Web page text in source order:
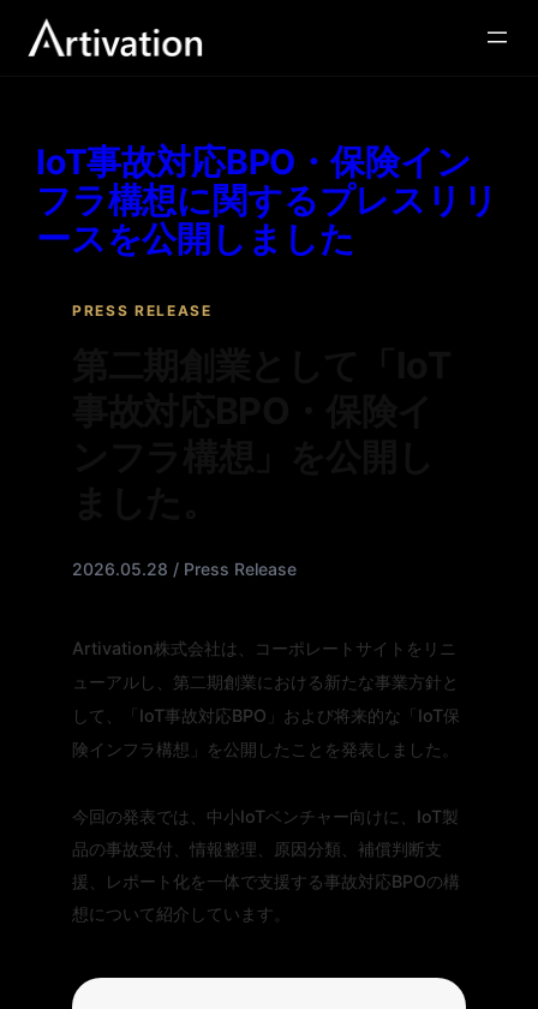
カテゴリー: Press Release
IoT事故対応BPO・保険イン
フラ構想に関するプレスリリ
ースを公開しました
PRESS RELEASE
2026.05.28 / Press Release
Artivation株式会社は、コーポレートサイトをリニ
ューアルし、第二期創業における新たな事業方針と
して、「IoT事故対応BPO」および将来的な「IoT保
険インフラ構想」を公開したことを発表しました。
今回の発表では、中小IoTベンチャー向けに、IoT製
品の事故受付、情報整理、原因分類、補償判断支
援、レポート化を一体で支援する事故対応BPOの構
想について紹介しています。